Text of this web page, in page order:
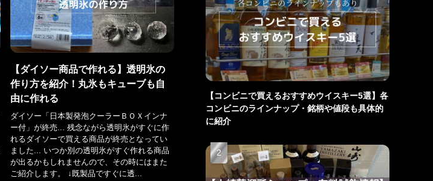
【ダイソー商品で作れる】透明氷の
作り方を紹介！丸氷もキューブも自
由に作れる
ダイソー「日本製発泡クーラーＢＯＸインナ
ー付」が終売... 残念ながら透明氷がすぐに作
れるダイソーで買える商品が終売となってい
ました... いつか別の透明氷がすぐ作れる商品
が出るかもしれませんので、その時にはまた
ご紹介します。 ↓既製品ですぐに透...
【コンビニで買えるおすすめウイスキー5選】各
コンビニのラインナップ・銘柄や値段も具体的
に紹介